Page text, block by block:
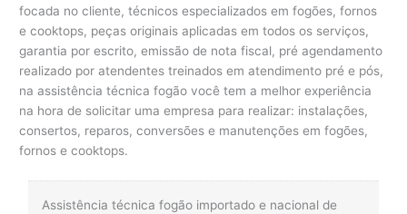
focada no cliente, técnicos especializados em fogões, fornos
e cooktops, peças originais aplicadas em todos os serviços,
garantia por escrito, emissão de nota fiscal, pré agendamento
realizado por atendentes treinados em atendimento pré e pós,
na assistência técnica fogão você tem a melhor experiência
na hora de solicitar uma empresa para realizar: instalações,
consertos, reparos, conversões e manutenções em fogões,
fornos e cooktops.
Assistência técnica fogão importado e nacional de